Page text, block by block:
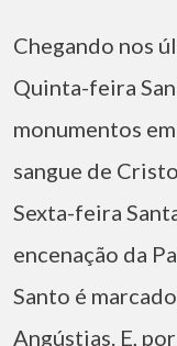
Chegando nos
Quinta-feira
monumentos
sangue de
Sexta-feira
encenação da
Santo é
Angústias. E,